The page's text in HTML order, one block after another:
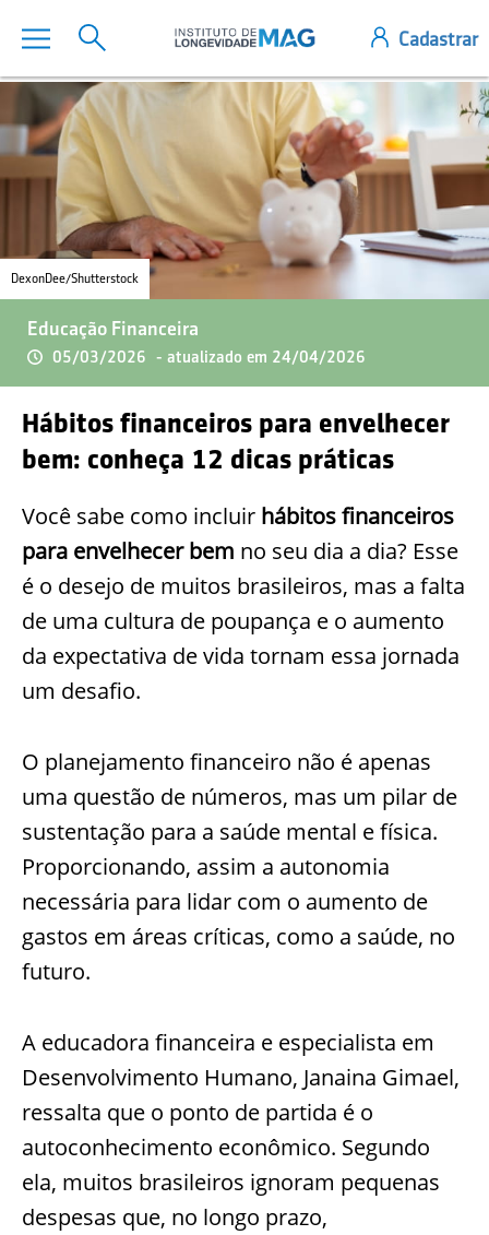
DexonDee/Shutterstock
Educação Financeira
05/03/2026 - atualizado em 24/04/2026
Hábitos financeiros para envelhecer
bem: conheça 12 dicas práticas
Você sabe como incluir hábitos financeiros
para envelhecer bem no seu dia a dia? Esse
é o desejo de muitos brasileiros, mas a falta
de uma cultura de poupança e o aumento
da expectativa de vida tornam essa jornada
um desafio.
O planejamento financeiro não é apenas
uma questão de números, mas um pilar de
sustentação para a saúde mental e física.
Proporcionando, assim a autonomia
necessária para lidar com o aumento de
gastos em áreas críticas, como a saúde, no
futuro.
A educadora financeira e especialista em
Desenvolvimento Humano, Janaina Gimael,
ressalta que o ponto de partida é o
autoconhecimento econômico. Segundo
ela, muitos brasileiros ignoram pequenas
despesas que, no longo prazo,